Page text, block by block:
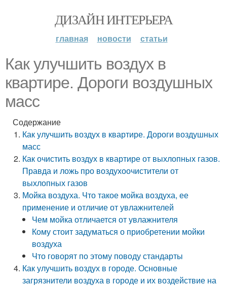
ДИЗАЙН ИНТЕРЬЕРА
главная новости статьи
Как улучшить воздух в
квартире. Дороги воздушных
масс
Содержание
Как улучшить воздух в квартире. Дороги воздушных
масс
Как очистить воздух в квартире от выхлопных газов.
Правда и ложь про воздухоочистители от
выхлопных газов
Мойка воздуха. Что такое мойка воздуха, ее
применение и отличие от увлажнителей
Чем мойка отличается от увлажнителя
Кому стоит задуматься о приобретении мойки
воздуха
Что говорят по этому поводу стандарты
Как улучшить воздух в городе. Основные
загрязнители воздуха в городе и их воздействие на